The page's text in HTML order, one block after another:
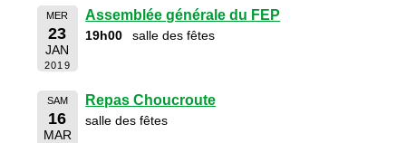
MER
23
JAN
2019
Assemblée générale du FEP
19h00 salle des fêtes
SAM
16
MAR
Repas Choucroute
salle des fêtes